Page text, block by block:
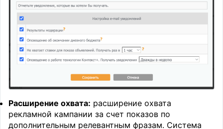
Расширение охвата: расширение охвата
рекламной кампании за счет показов по
дополнительным релевантным фразам. Система